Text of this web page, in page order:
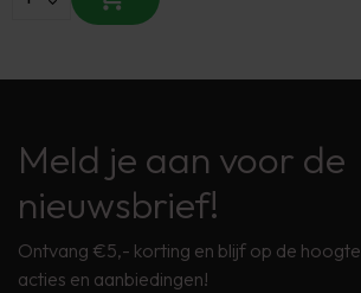
Meld je aan voor de
nieuwsbrief!
Ontvang €5,- korting en blijf op de
acties en aanbiedingen!